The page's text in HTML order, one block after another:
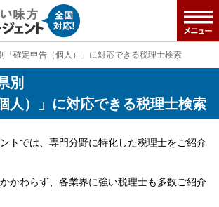
「確定申告（個人）」に対応できる税理士検索
別
人）」に対応できる税理士検索
トでは、専門分野に特化した税理士をご紹介
かわらず、各業界に強い税理士も多数ご紹介